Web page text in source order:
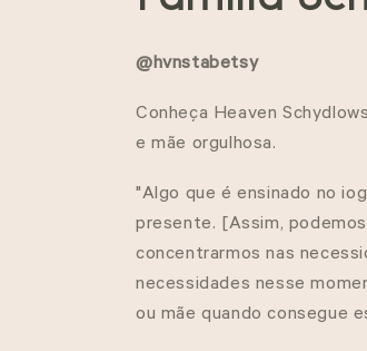
o
l
ç
ã
@hvnstabetsy
Conheça Heaven
e mãe orgulhosa.
"Algo que é ensinado no
presente. [Assim,
concentrarmos nas
necessidades nesse
ou mãe quando consegue